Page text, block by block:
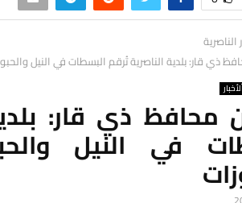
الناصرية
ذي قار: بلدية الناصرية تُرقم البسطات في النيل
محافظ ذي قار:
في النيل